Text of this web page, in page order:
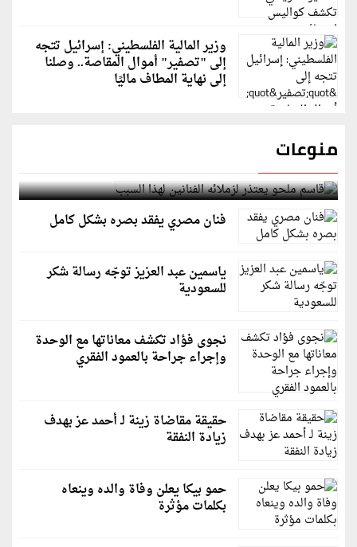
وزير المالية الفلسطيني: إسرائيل تتجه
إلى "تصفير" أموال المقاصة.. وصلنا
إلى نهاية المطاف ماليًا
منوعات
قاسم ملحو يعتذر لزملائه الفنانين لهذا السبب
فنان مصري يفقد بصره بشكل كامل
ياسمين عبد العزيز توجّه رسالة شكر
للسعودية
نجوى فؤاد تكشف معاناتها مع الوحدة
وإجراء جراحة بالعمود الفقري
حقيقة مقاضاة زينة لـ أحمد عز بهدف
زيادة النفقة
حمو بيكا يعلن وفاة والده وينعاه
بكلمات مؤثرة